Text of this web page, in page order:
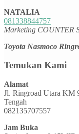
NATALIA
081338844757
Marketing COUNTER
Toyota Nasmoco
Temukan Kami
Alamat
Jl. Ringroad Utara KM
Tengah
082135707557
Jam Buka